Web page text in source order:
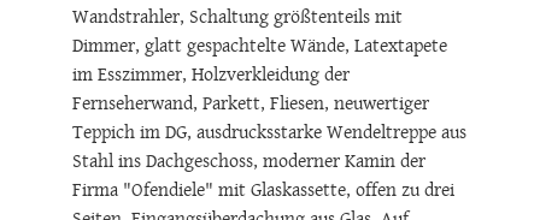
Beleuchtung im gesamten Haus, Deckenspots,
Wandstrahler, Schaltung größtenteils mit
Dimmer, glatt gespachtelte Wände, Latextapete
im Esszimmer, Holzverkleidung der
Fernseherwand, Parkett, Fliesen, neuwertiger
Teppich im DG, ausdrucksstarke Wendeltreppe aus
Stahl ins Dachgeschoss, moderner Kamin der